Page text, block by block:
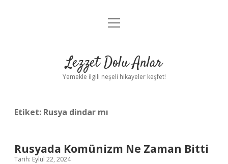
Anasayfa
Yasal Uyarı
menüyü
Lezzet Dolu Anlar
Yemekle ilgili neşeli hikayeler keşfet!
Etiket: Rusya dindar mı
Rusyada Komünizm Ne Zaman Bitti
Tarih: Eylül 22, 2024